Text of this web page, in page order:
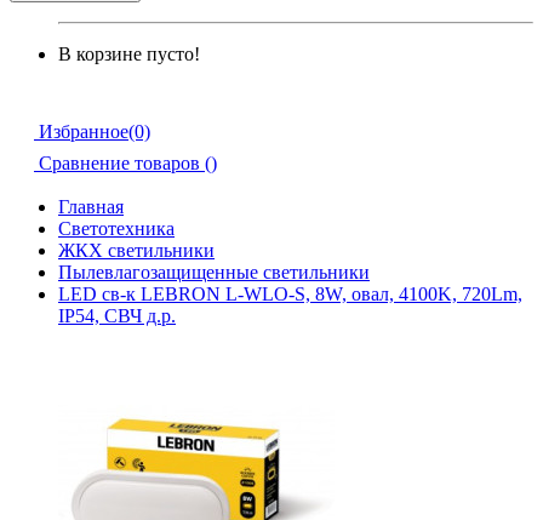
В корзине пусто!
Избранное(0)
Сравнение товаров ()
Главная
Светотехника
ЖКХ светильники
Пылевлагозащищенные светильники
LED св-к LEBRON L-WLO-S, 8W, овал, 4100K, 720Lm,
ІР54, СВЧ д.р.